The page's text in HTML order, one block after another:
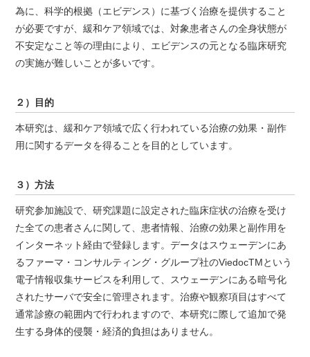
為に、科学的根拠（エビデンス）に基づく治療を提供すること
が必要ですが、緩和ケア領域では、対象患者さんの全身状態が
不安定なこと等の理由により、エビデンスの元となる臨床研究
の実施が難しいことが多いです。
２）目的
本研究は、緩和ケア領域で広く行われている治療の効果・副作
用に関するデータを得ることを目的としています。
３）方法
研究参加施設で、研究課題に設定された臨床症状の治療を受け
た全ての患者さんに関して、患者情報、治療の効果と副作用を
インターネット経由で登録します。データはスウェーデンにあ
るファーマ・コンサルティング・グループ社のViedocTMという
電子情報収集サービスを利用して、スウェーデンにある暗号化
されたサーバで安全に管理されます。治療や観察項目はすべて
通常診療の範囲内で行われますので、本研究に際して追加で発
生する身体的侵襲・経済的負担はありません。